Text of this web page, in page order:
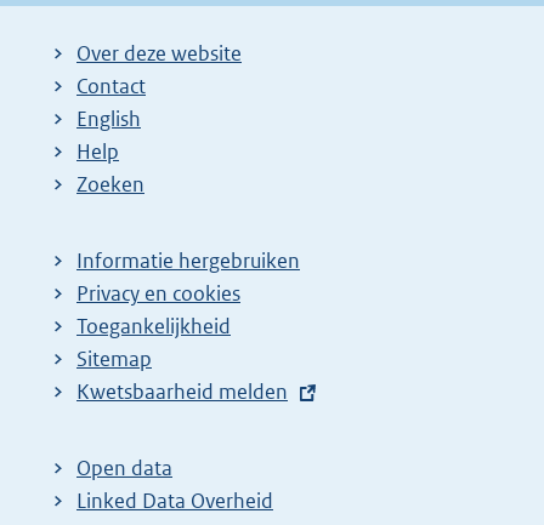
Over deze website
Contact
English
Help
Zoeken
Informatie hergebruiken
Privacy en cookies
Toegankelijkheid
Sitemap
E
t
e
Kwetsbaarheid melden
Open data
Linked Data Overheid